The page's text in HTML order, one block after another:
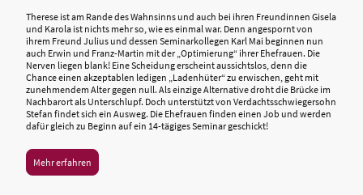
Therese ist am Rande des Wahnsinns und auch bei ihren Freundinnen Gisela
und Karola ist nichts mehr so, wie es einmal war. Denn angespornt von
ihrem Freund Julius und dessen Seminarkollegen Karl Mai beginnen nun
auch Erwin und Franz-Martin mit der „Optimierung“ ihrer Ehefrauen. Die
Nerven liegen blank! Eine Scheidung erscheint aussichtslos, denn die
Chance einen akzeptablen ledigen „Ladenhüter“ zu erwischen, geht mit
zunehmendem Alter gegen null. Als einzige Alternative droht die Brücke im
Nachbarort als Unterschlupf. Doch unterstützt von Verdachtsschwiegersohn
Stefan findet sich ein Ausweg. Die Ehefrauen finden einen Job und werden
dafür gleich zu Beginn auf ein 14-tägiges Seminar geschickt!
Mehr erfahren